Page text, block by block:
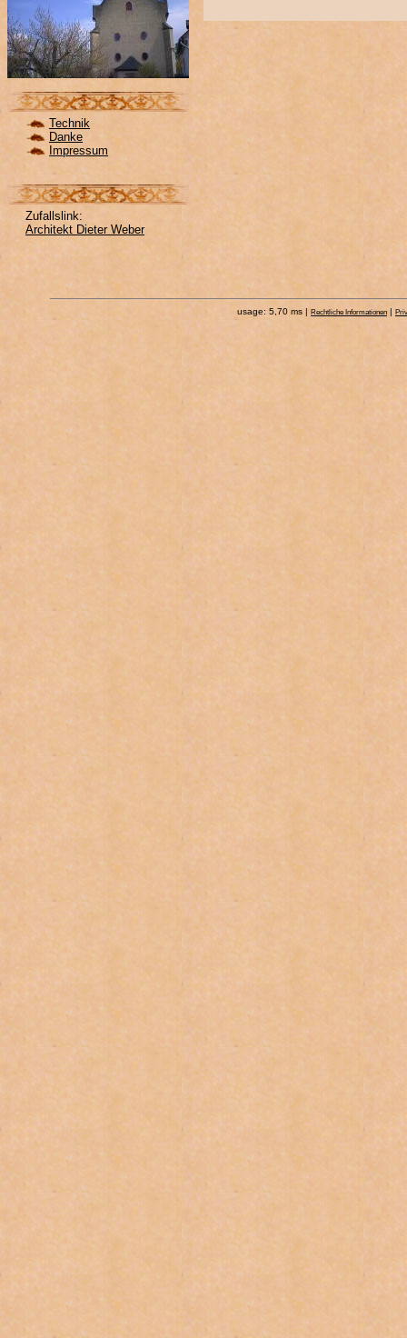
Technik
Danke
Impressum
Zufallslink:
Architekt Dieter Weber
usage: 5,70 ms | Rechtliche Informationen |